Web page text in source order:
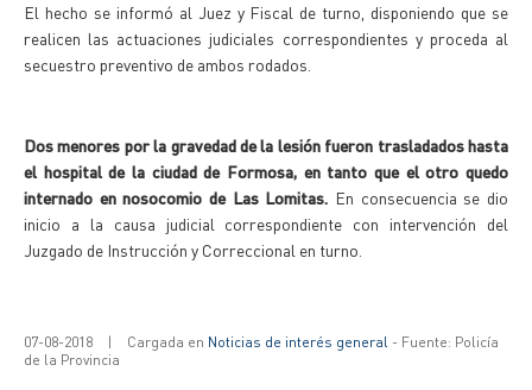
El hecho se informó al Juez y Fiscal de turno, disponiendo que se
realicen las actuaciones judiciales correspondientes y proceda al
secuestro preventivo de ambos rodados.
Dos menores por la gravedad de la lesión fueron trasladados hasta
el hospital de la ciudad de Formosa, en tanto que el otro quedo
internado en nosocomio de Las Lomitas. En consecuencia se dio
inicio a la causa judicial correspondiente con intervención del
Juzgado de Instrucción y Correccional en turno.
07-08-2018 | Cargada en Noticias de interés general - Fuente: Policía
de la Provincia